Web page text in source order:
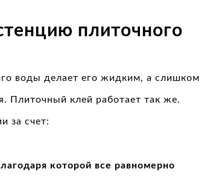
плиточного
воды делает его жидким, а слишком
Плиточный клей работает так же.
за счет:
которой все равномерно